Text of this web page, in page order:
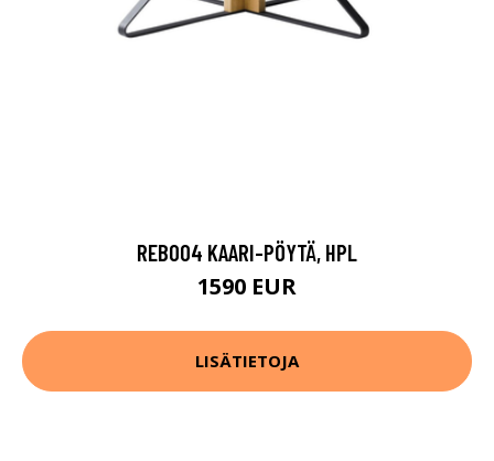
REB004 KAARI-PÖYTÄ, HPL
1590 EUR
LISÄTIETOJA